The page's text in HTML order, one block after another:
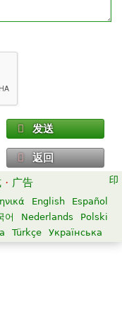
发送
返回
· 广告
English
Español
어 Nederlands
Polski
Türkçe Українська